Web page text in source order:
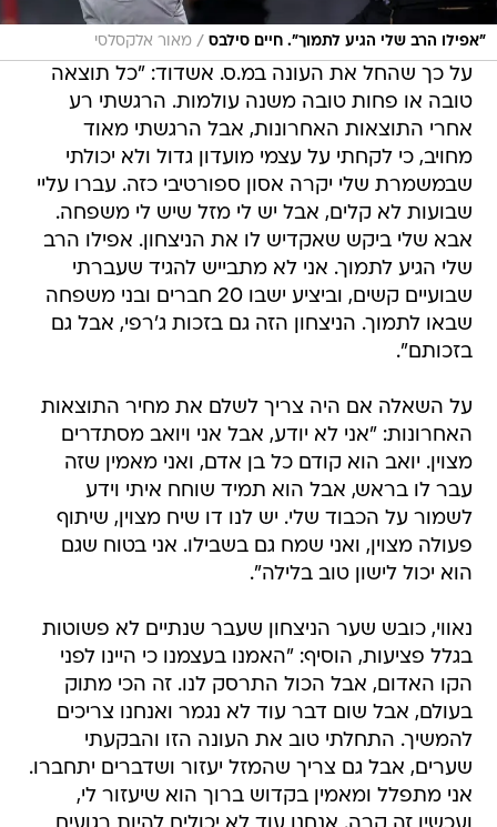
על כך שהחל את העונה במ.ס. אשדוד: "כל תוצאה
טובה או פחות טובה משנה עולמות. הרגשתי רע
אחרי התוצאות האחרונות, אבל הרגשתי מאוד
מחויב, כי לקחתי על עצמי מועדון גדול ולא יכולתי
שבמשמרת שלי יקרה אסון ספורטיבי כזה. עברו עליי
שבועות לא קלים, אבל יש לי מזל שיש לי משפחה.
אבא שלי ביקש שאקדיש לו את הניצחון. אפילו הרב
שלי הגיע לתמוך. אני לא מתבייש להגיד שעברתי
שבועיים קשים, וביציע ישבו 20 חברים ובני משפחה
שבאו לתמוך. הניצחון הזה גם בזכות ג'רפי, אבל גם
בזכותם".
על השאלה אם היה צריך לשלם את מחיר התוצאות
מצוין. יואב הוא קודם כל בן אדם, ואני מאמין שזה
עבר לו בראש, אבל הוא תמיד שוחח איתי וידע
לשמור על הכבוד שלי. יש לנו דו שיח מצוין, שיתוף
פעולה מצוין, ואני שמח גם בשבילו. אני בטוח שגם
הוא יכול לישון טוב בלילה".
נאווי, כובש שער הניצחון שעבר שנתיים לא פשוטות
הקו האדום, אבל הכול התרסק לנו. זה הכי מתוק
בעולם, אבל שום דבר עוד לא נגמר ואנחנו צריכים
להמשיך. התחלתי טוב את העונה הזו והבקעתי
שערים, אבל גם צריך שהמזל יעזור ושדברים יתחברו.
אני מתפלל ומאמין בקדוש ברוך הוא שיעזור לי,
ועכשיו זה קרה. אנחנו עוד לא יכולים להיות רגועים
ונמשיך לעבוד קשה".